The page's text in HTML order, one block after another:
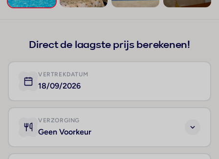
Direct de laagste prijs berekenen!
VERTREKDATUM
18/09/2026
VERZORGING
Geen Voorkeur